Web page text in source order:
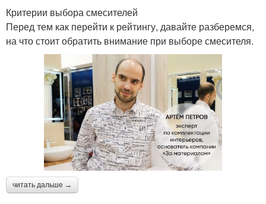
Критерии выбора смесителей
Перед тем как перейти к рейтингу, давайте разберемся,
на что стоит обратить внимание при выборе смесителя.
читать дальше →